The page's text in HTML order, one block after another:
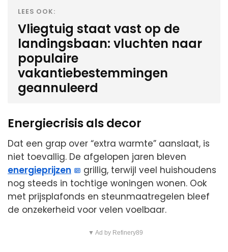
LEES OOK:
Vliegtuig staat vast op de
landingsbaan: vluchten naar
populaire
vakantiebestemmingen
geannuleerd
Energiecrisis als decor
Dat een grap over “extra warmte” aanslaat, is
niet toevallig. De afgelopen jaren bleven
energieprijzen
grillig, terwijl veel huishoudens
nog steeds in tochtige woningen wonen. Ook
met prijsplafonds en steunmaatregelen bleef
de onzekerheid voor velen voelbaar.
▼ Ad by Refinery89